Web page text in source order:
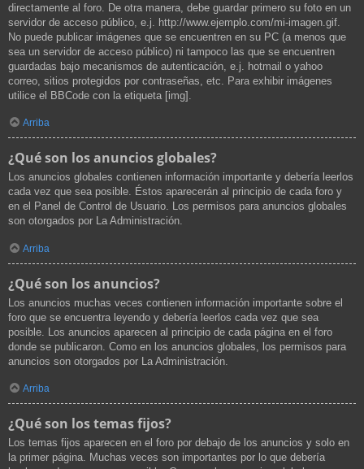
directamente al foro. De otra manera, debe guardar primero su foto en un
servidor de acceso público, e.j. http://www.ejemplo.com/mi-imagen.gif.
No puede publicar imágenes que se encuentren en su PC (a menos que
sea un servidor de acceso público) ni tampoco las que se encuentren
guardadas bajo mecanismos de autenticación, e.j. hotmail o yahoo
correo, sitios protegidos por contraseñas, etc. Para exhibir imágenes
utilice el BBCode con la etiqueta [img].
Arriba
¿Qué son los anuncios globales?
Los anuncios globales contienen información importante y debería leerlos
cada vez que sea posible. Éstos aparecerán al principio de cada foro y
en el Panel de Control de Usuario. Los permisos para anuncios globales
son otorgados por La Administración.
Arriba
¿Qué son los anuncios?
Los anuncios muchas veces contienen información importante sobre el
foro que se encuentra leyendo y debería leerlos cada vez que sea
posible. Los anuncios aparecen al principio de cada página en el foro
donde se publicaron. Como en los anuncios globales, los permisos para
anuncios son otorgados por La Administración.
Arriba
¿Qué son los temas fijos?
Los temas fijos aparecen en el foro por debajo de los anuncios y solo en
la primer página. Muchas veces son importantes por lo que debería